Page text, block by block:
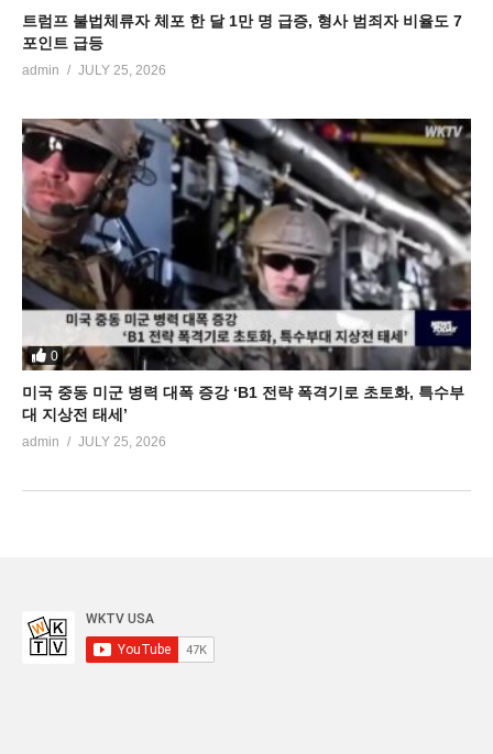
트럼프 불법체류자 체포 한 달 1만 명 급증, 형사 범죄자 비율도 7
포인트 급등
admin JULY 25, 2026
0
미국 중동 미군 병력 대폭 증강 ‘B1 전략 폭격기로 초토화, 특수부
대 지상전 태세’
admin JULY 25, 2026